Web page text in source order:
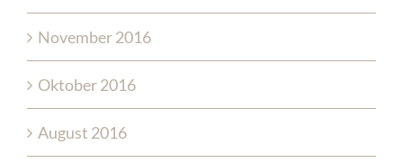
November 2016
Oktober 2016
August 2016